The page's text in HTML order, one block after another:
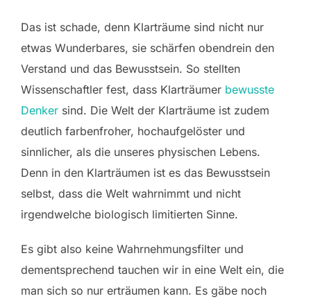
Das ist schade, denn Klarträume sind nicht nur
etwas Wunderbares, sie schärfen obendrein den
Verstand und das Bewusstsein. So stellten
Wissenschaftler fest, dass Klarträumer bewusste
Denker sind. Die Welt der Klarträume ist zudem
deutlich farbenfroher, hochaufgelöster und
sinnlicher, als die unseres physischen Lebens.
Denn in den Klarträumen ist es das Bewusstsein
selbst, dass die Welt wahrnimmt und nicht
irgendwelche biologisch limitierten Sinne.
Es gibt also keine Wahrnehmungsfilter und
dementsprechend tauchen wir in eine Welt ein, die
man sich so nur erträumen kann. Es gäbe noch